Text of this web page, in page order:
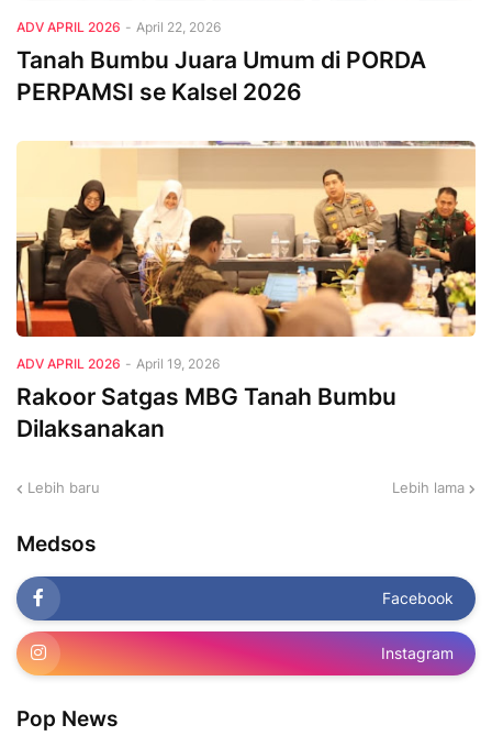
ADV APRIL 2026 - April 22, 2026
Tanah Bumbu Juara Umum di PORDA
PERPAMSI se Kalsel 2026
ADV APRIL 2026 - April 19, 2026
Rakoor Satgas MBG Tanah Bumbu
Dilaksanakan
Lebih baru Lebih lama
Medsos
Facebook
Instagram
Pop News